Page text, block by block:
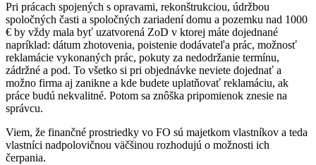
Pri prácach spojených s opravami, rekonštrukciou, údržbou
spoločných časti a spoločných zariadení domu a pozemku nad 1000
€ by vždy mala byť uzatvorená ZoD v ktorej máte dojednané
napríklad: dátum zhotovenia, poistenie dodávateľa prác, možnosť
reklamácie vykonaných prác, pokuty za nedodržanie termínu,
zádržné a pod. To všetko si pri objednávke neviete dojednať a
možno firma aj zanikne a kde budete uplatňovať reklamáciu, ak
práce budú nekvalitné. Potom sa znôška pripomienok znesie na
správcu.
Viem, že finančné prostriedky vo FO sú majetkom vlastníkov a teda
vlastníci nadpolovičnou väčšinou rozhodujú o možnosti ich
čerpania.